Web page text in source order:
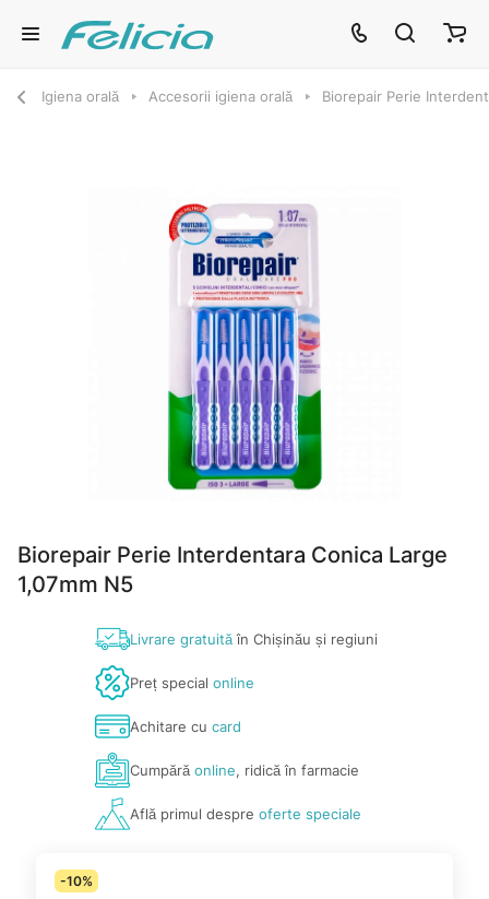
Igiena orală Accesorii igiena orală Biorepair Perie
Biorepair Perie Interdentara Conica Large
1,07mm N5
Livrare gratuităîn Chișinău și regiuni
Preț special online
Achitare cu card
Cumpărăonline, ridică în farmacie
Află primul despre oferte speciale
-10%